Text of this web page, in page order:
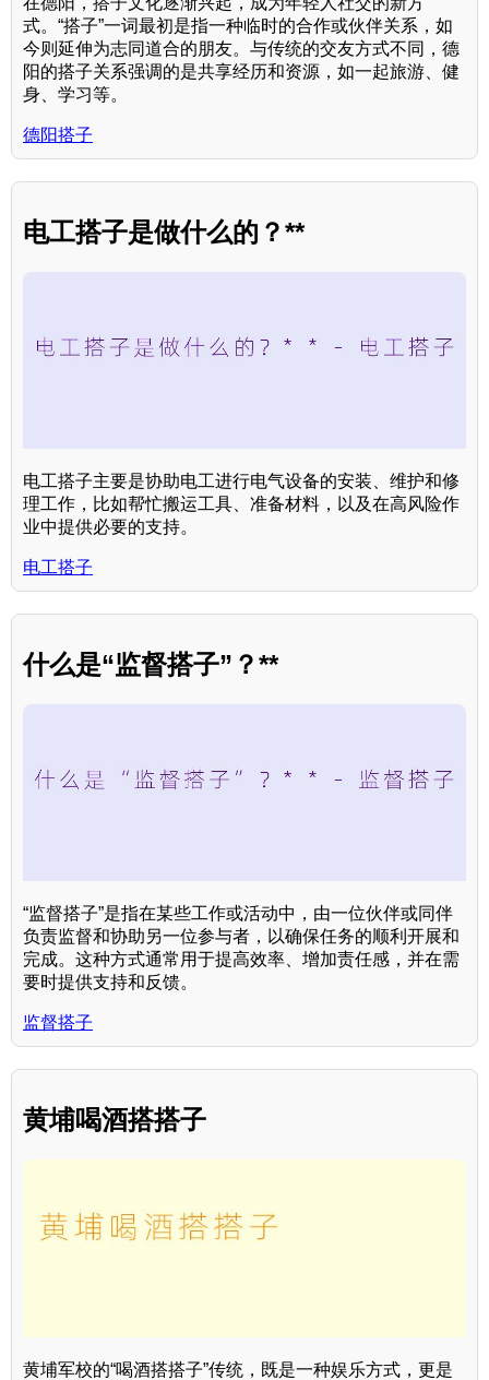
式。“搭子”一词最初是指一种临时的合作或伙伴关系，如
今则延伸为志同道合的朋友。与传统的交友方式不同，德
阳的搭子关系强调的是共享经历和资源，如一起旅游、健
身、学习等。
德阳搭子
电工搭子是做什么的？**
电工搭子主要是协助电工进行电气设备的安装、维护和修
理工作，比如帮忙搬运工具、准备材料，以及在高风险作
业中提供必要的支持。
电工搭子
什么是“监督搭子”？**
“监督搭子”是指在某些工作或活动中，由一位伙伴或同伴
负责监督和协助另一位参与者，以确保任务的顺利开展和
完成。这种方式通常用于提高效率、增加责任感，并在需
要时提供支持和反馈。
监督搭子
黄埔喝酒搭搭子
黄埔军校的“喝酒搭搭子”传统，既是一种娱乐方式，更是